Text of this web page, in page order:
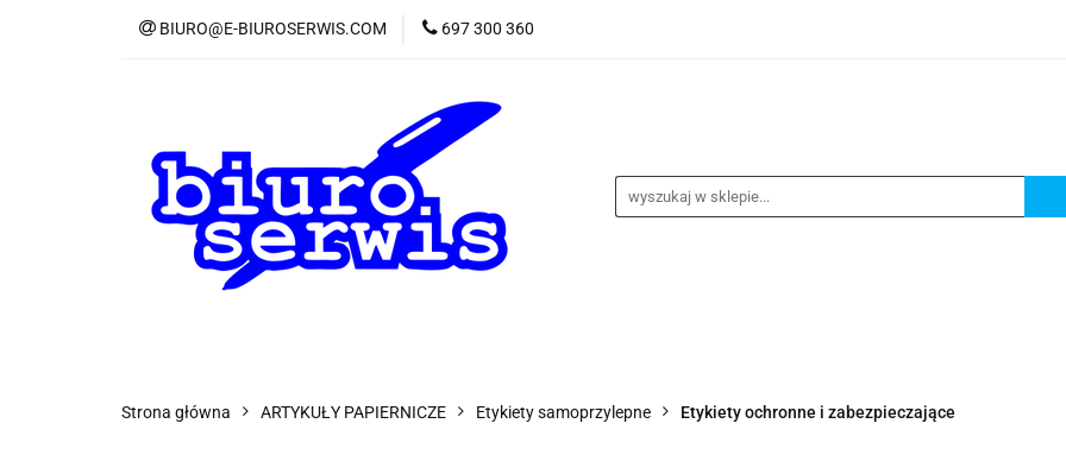
BIURO@E-BIUROSERWIS.COM 697 300 360
Strona główna ARTYKUŁY PAPIERNICZE Etykiety samoprzylepne Etykiety ochronne i zabezpieczające